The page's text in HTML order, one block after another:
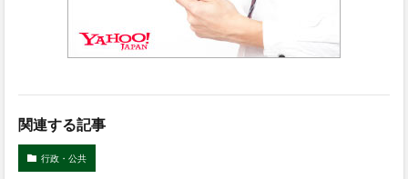
関連する記事
行政・公共